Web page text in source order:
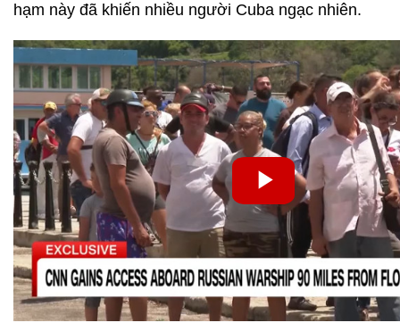
hạm này đã khiến nhiều người Cuba ngạc nhiên.